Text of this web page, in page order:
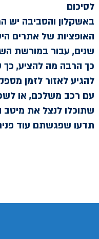
לסיכום
באשקלון והסביבה יש
האופציות של אתרים
שנים, עבור במורשת
כך הרבה מה להציע,
להגיע לאזור לזמן
עם רכב משלכם, או
שתוכלו לנצל את מיטב
תדעו שפגשתם עוד